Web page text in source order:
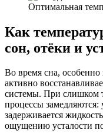
Оптимальная
Как
сон, отёки и
Во время сна, особенно
активно
системы. При слишком
процессы замедляются:
задерживается
ощущению усталости